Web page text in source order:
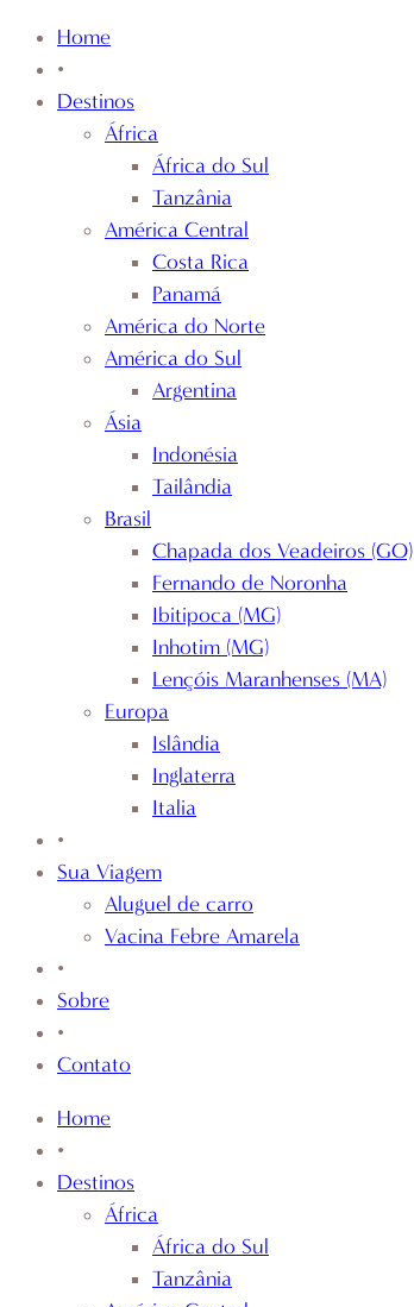
Home
•
Destinos
África
África do Sul
Tanzânia
América Central
Costa Rica
Panamá
América do Norte
América do Sul
Argentina
Ásia
Indonésia
Tailândia
Brasil
Chapada dos Veadeiros (GO)
Fernando de Noronha
Ibitipoca (MG)
Inhotim (MG)
Lençóis Maranhenses (MA)
Europa
Islândia
Inglaterra
Italia
•
Sua Viagem
Aluguel de carro
Vacina Febre Amarela
•
Sobre
•
Contato
Home
•
Destinos
África
África do Sul
Tanzânia